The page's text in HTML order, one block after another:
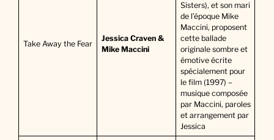
Take Away the Fear
Jessica Craven &
Mike Maccini
Sisters), et son mari
de l’époque Mike
Maccini, proposent
cette ballade
originale sombre et
émotive écrite
spécialement pour
le film (1997) –
musique composée
par Maccini, paroles
et arrangement par
Jessica